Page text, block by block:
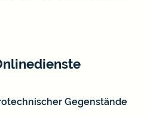
Gegenstände